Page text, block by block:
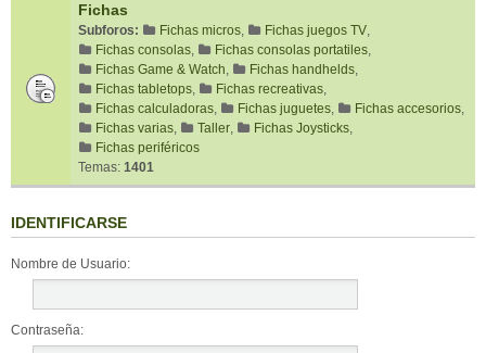
Fichas
Subforos: Fichas micros, Fichas juegos TV,
Fichas consolas, Fichas consolas portatiles,
Fichas Game & Watch, Fichas handhelds,
Fichas tabletops, Fichas recreativas,
Fichas calculadoras, Fichas juguetes, Fichas accesorios,
Fichas varias, Taller, Fichas Joysticks,
Fichas periféricos
Temas: 1401
IDENTIFICARSE
Nombre de Usuario:
Contraseña: